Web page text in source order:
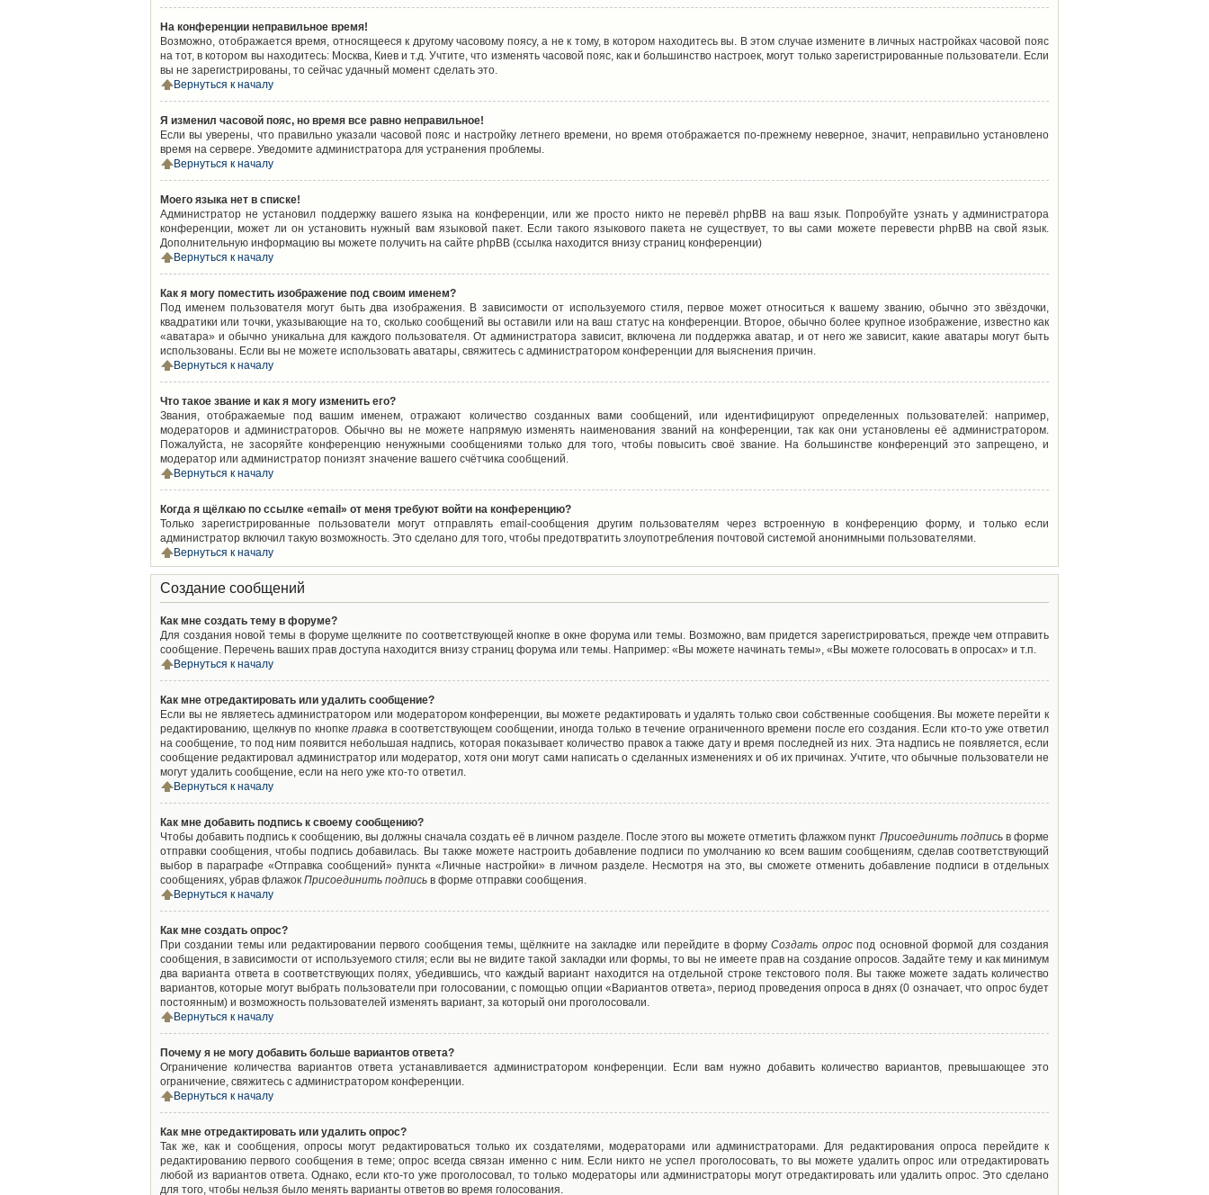
На конференции неправильное время!
Возможно, отображается время, относящееся к другому часовому поясу, а не к тому, в котором находитесь вы. В этом случае измените в личных настройках часовой пояс
на тот, в котором вы находитесь: Москва, Киев и т.д. Учтите, что изменять часовой пояс, как и большинство настроек, могут только зарегистрированные пользователи. Если
вы не зарегистрированы, то сейчас удачный момент сделать это.
Вернуться к началу
Я изменил часовой пояс, но время все равно неправильное!
Если вы уверены, что правильно указали часовой пояс и настройку летнего времени, но время отображается по-прежнему неверное, значит, неправильно установлено
время на сервере. Уведомите администратора для устранения проблемы.
Вернуться к началу
Моего языка нет в списке!
Администратор не установил поддержку вашего языка на конференции, или же просто никто не перевёл phpBB на ваш язык. Попробуйте узнать у администратора
конференции, может ли он установить нужный вам языковой пакет. Если такого языкового пакета не существует, то вы сами можете перевести phpBB на свой язык.
Дополнительную информацию вы можете получить на сайте phpBB (ссылка находится внизу страниц конференции)
Вернуться к началу
Как я могу поместить изображение под своим именем?
Под именем пользователя могут быть два изображения. В зависимости от используемого стиля, первое может относиться к вашему званию, обычно это звёздочки,
квадратики или точки, указывающие на то, сколько сообщений вы оставили или на ваш статус на конференции. Второе, обычно более крупное изображение, известно как
«аватара» и обычно уникальна для каждого пользователя. От администратора зависит, включена ли поддержка аватар, и от него же зависит, какие аватары могут быть
использованы. Если вы не можете использовать аватары, свяжитесь с администратором конференции для выяснения причин.
Вернуться к началу
Что такое звание и как я могу изменить его?
Звания, отображаемые под вашим именем, отражают количество созданных вами сообщений, или идентифицируют определенных пользователей: например,
модераторов и администраторов. Обычно вы не можете напрямую изменять наименования званий на конференции, так как они установлены её администратором.
Пожалуйста, не засоряйте конференцию ненужными сообщениями только для того, чтобы повысить своё звание. На большинстве конференций это запрещено, и
модератор или администратор понизят значение вашего счётчика сообщений.
Вернуться к началу
Когда я щёлкаю по ссылке «email» от меня требуют войти на конференцию?
Только зарегистрированные пользователи могут отправлять email-сообщения другим пользователям через встроенную в конференцию форму, и только если
администратор включил такую возможность. Это сделано для того, чтобы предотвратить злоупотребления почтовой системой анонимными пользователями.
Вернуться к началу
Создание сообщений
Как мне создать тему в форуме?
Для создания новой темы в форуме щелкните по соответствующей кнопке в окне форума или темы. Возможно, вам придется зарегистрироваться, прежде чем отправить
сообщение. Перечень ваших прав доступа находится внизу страниц форума или темы. Например: «Вы можете начинать темы», «Вы можете голосовать в опросах» и т.п.
Вернуться к началу
Как мне отредактировать или удалить сообщение?
Если вы не являетесь администратором или модератором конференции, вы можете редактировать и удалять только свои собственные сообщения. Вы можете перейти к
редактированию, щелкнув по кнопкеправка в соответствующем сообщении, иногда только в течение ограниченного времени после его создания. Если кто-то уже ответил
на сообщение, то под ним появится небольшая надпись, которая показывает количество правок а также дату и время последней из них. Эта надпись не появляется, если
сообщение редактировал администратор или модератор, хотя они могут сами написать о сделанных изменениях и об их причинах. Учтите, что обычные пользователи не
могут удалить сообщение, если на него уже кто-то ответил.
Вернуться к началу
Как мне добавить подпись к своему сообщению?
Чтобы добавить подпись к сообщению, вы должны сначала создать её в личном разделе. После этого вы можете отметить флажком пункт Присоединить подписьв форме
отправки сообщения, чтобы подпись добавилась. Вы также можете настроить добавление подписи по умолчанию ко всем вашим сообщениям, сделав соответствующий
выбор в параграфе «Отправка сообщений» пункта «Личные настройки» в личном разделе. Несмотря на это, вы сможете отменить добавление подписи в отдельных
сообщениях, убрав флажок Присоединить подпись в форме отправки сообщения.
Вернуться к началу
Как мне создать опрос?
При создании темы или редактировании первого сообщения темы, щёлкните на закладке или перейдите в формуСоздать опроспод основной формой для создания
сообщения, в зависимости от используемого стиля; если вы не видите такой закладки или формы, то вы не имеете прав на создание опросов. Задайте тему и как минимум
два варианта ответа в соответствующих полях, убедившись, что каждый вариант находится на отдельной строке текстового поля. Вы также можете задать количество
вариантов, которые могут выбрать пользователи при голосовании, с помощью опции «Вариантов ответа», период проведения опроса в днях (0 означает, что опрос будет
постоянным) и возможность пользователей изменять вариант, за который они проголосовали.
Вернуться к началу
Почему я не могу добавить больше вариантов ответа?
Ограничение количества вариантов ответа устанавливается администратором конференции. Если вам нужно добавить количество вариантов, превышающее это
ограничение, свяжитесь с администратором конференции.
Вернуться к началу
Как мне отредактировать или удалить опрос?
Так же, как и сообщения, опросы могут редактироваться только их создателями, модераторами или администраторами. Для редактирования опроса перейдите к
редактированию первого сообщения в теме; опрос всегда связан именно с ним. Если никто не успел проголосовать, то вы можете удалить опрос или отредактировать
любой из вариантов ответа. Однако, если кто-то уже проголосовал, то только модераторы или администраторы могут отредактировать или удалить опрос. Это сделано
для того, чтобы нельзя было менять варианты ответов во время голосования.